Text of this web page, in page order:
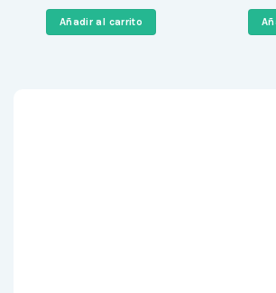
era:
206,77 €.
es:
Añadir al carrito